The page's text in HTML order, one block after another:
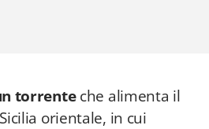
torrenteche alimenta il
orientale, in cui